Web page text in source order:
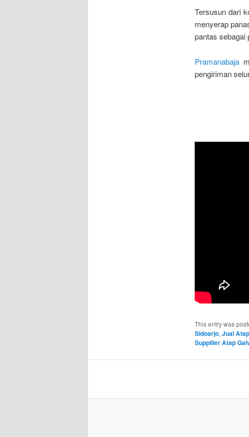
Tersusun dari
menyerap
pantas sebagai
Pramanabaja
pengiriman
This entry was
Sidoarjo, Jual
Suppllier Atap